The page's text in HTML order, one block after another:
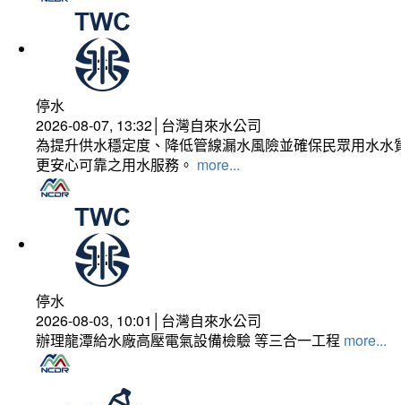
停水
2026-08-07, 13:32│台灣自來水公司
為提升供水穩定度、降低管線漏水風險並確保民眾用水
更安心可靠之用水服務。 more...
停水
2026-08-03, 10:01│台灣自來水公司
辦理龍潭給水廠高壓電氣設備檢驗 等三合一工程 more...